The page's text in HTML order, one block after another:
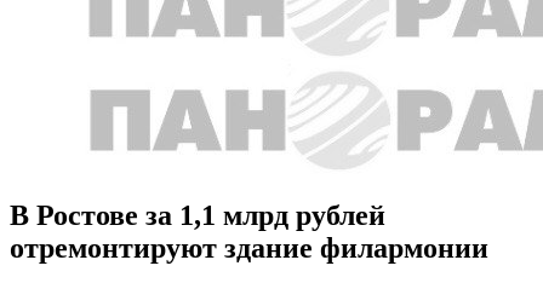
В Ростове за 1,1 млрд рублей
отремонтируют здание филармонии